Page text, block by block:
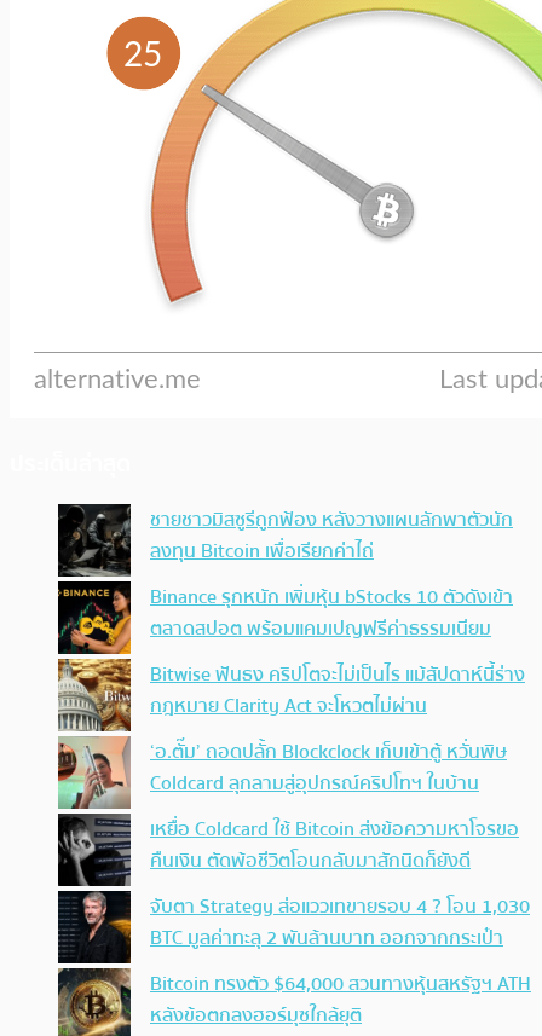
ชายชาวมิสซูรีถูกฟ้อง หลังวางแผนลักพาตัวนัก
ลงทุน Bitcoin เพื่อเรียกค่าไถ่
Binance รุกหนัก เพิ่มหุ้น bStocks 10 ตัวดังเข้า
ตลาดสปอต พร้อมแคมเปญฟรีค่าธรรมเนียม
Bitwise ฟันธง คริปโตจะไม่เป็นไร แม้สัปดาห์นี้ร่าง
กฎหมาย Clarity Act จะโหวตไม่ผ่าน
‘อ.ตั๊ม’ ถอดปลั้ก Blockclock เก็บเข้าตู้ หวั่นพิษ
Coldcard ลุกลามสู่อุปกรณ์คริปโทฯ ในบ้าน
เหยื่อ Coldcard ใช้ Bitcoin ส่งข้อความหาโจรขอ
คืนเงิน ตัดพ้อชีวิตโอนกลับมาสักนิดก็ยังดี
จับตา Strategy ส่อแววเทขายรอบ 4 ? โอน 1,030
BTC มูลค่าทะลุ 2 พันล้านบาท ออกจากกระเป๋า
Bitcoin ทรงตัว $64,000 สวนทางหุ้นสหรัฐฯ ATH
หลังข้อตกลงฮอร์มุซใกล้ยุติ